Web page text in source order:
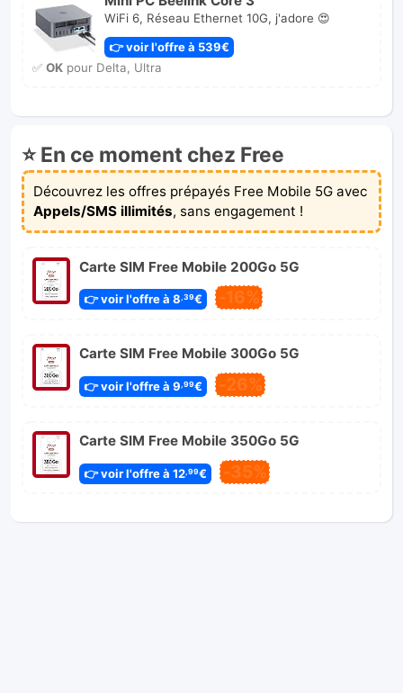
WiFi 6, Réseau Ethernet 10G, j'adore 😍
👉 voir l'offre à 539€
✅ OKpour Delta, Ultra
⭐ En ce moment chez Free
Découvrez les offres prépayés Free Mobile 5G avec
Appels/SMS illimités, sans engagement !
Carte SIM Free Mobile 200Go 5G
👉 voir l'offre à 8 ,39€ -16%
Carte SIM Free Mobile 300Go 5G
👉 voir l'offre à 9 ,99€ -26%
Carte SIM Free Mobile 350Go 5G
👉 voir l'offre à 12,99€ -35%